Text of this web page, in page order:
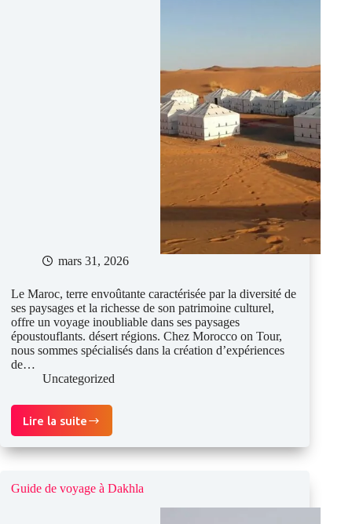
mars 31, 2026
Le Maroc, terre envoûtante caractérisée par la diversité de
ses paysages et la richesse de son patrimoine culturel,
offre un voyage inoubliable dans ses paysages
époustouflants. désert régions. Chez Morocco on Tour,
nous sommes spécialisés dans la création d’expériences
de…
Uncategorized
Lire la suite
Camps
privés
et
dans
Guide de voyage à Dakhla